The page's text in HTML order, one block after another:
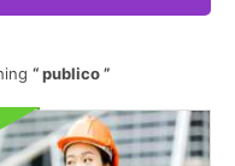
publico